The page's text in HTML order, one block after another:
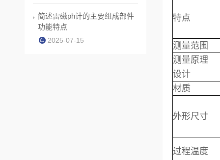
特点
测量范围
测量原理
设计
材质
外形尺寸
过程温度
简述雷磁ph计的主要组成部件
功能特点
2025-07-15